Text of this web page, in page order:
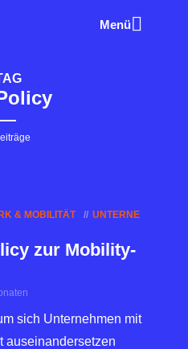
Menü
& MOBILITÄT
UNTERNE
zur Mobility-
sich Unternehmen mit
auseinandersetzen